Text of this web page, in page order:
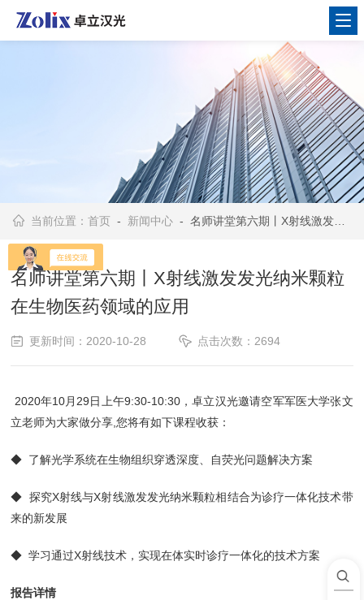
当前位置：首页 - 新闻中心 - 名师讲堂第六期丨X射线激发发光纳米颗粒在生物医药领域的应用
名师讲堂第六期丨X射线激发发光纳米颗粒
在生物医药领域的应用
更新时间：2020-10-28 点击次数：2694
2020年10月29日上午9:30-10:30，卓立汉光邀请空军军医大学张文
立老师为大家做分享,您将有如下课程收获：
◆ 了解光学系统在生物组织穿透深度、自荧光问题解决方案
◆ 探究X射线与X射线激发发光纳米颗粒相结合为诊疗一体化技术带
来的新发展
◆ 学习通过X射线技术，实现在体实时诊疗一体化的技术方案
报告详情